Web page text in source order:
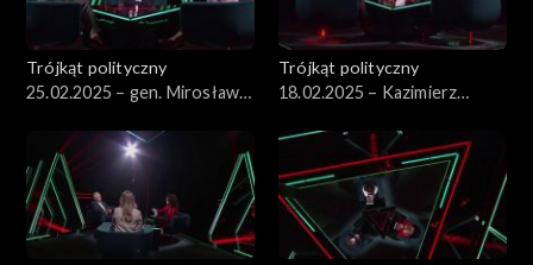
Trójkąt polityczny
25.02.2025 – gen. Mirosław
Trójkąt polityczny
18.02.2025 – Kazimierz